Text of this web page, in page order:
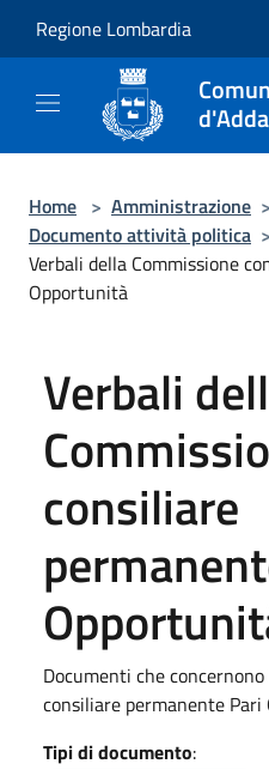
Regione Lombardia
d'Adda
Home > Amministrazione >
Documento attività politica >
Verbali della Commissione
Opportunità
Verbali
consiliare
Documenti che
consiliare permanente
Tipi di documento: